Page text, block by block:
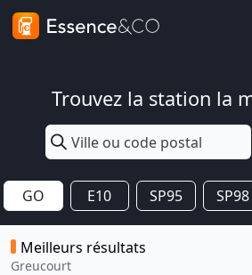
Trouvez la station la
GO E10 SP95 SP98
Meilleurs résultats
Greucourt